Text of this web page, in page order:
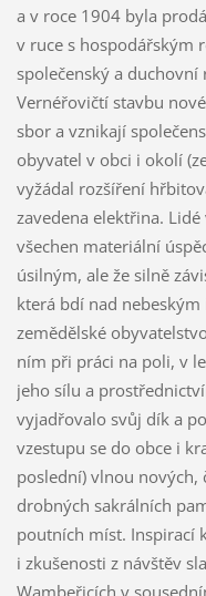
a v roce 1904 byla
v ruce s hospodářským
společenský a
Vernéřovičtí stavbu
sbor a vznikají
obyvatel v obci i okolí
vyžádal rozšíření
zavedena elektřina.
všechen materiální
úsilným, ale že silně
která bdí nad
zemědělské
ním při práci na poli, v
jeho sílu a
vyjadřovalo svůj dík a
vzestupu se do obce i
poslední) vlnou nových,
drobných sakrálních
poutních míst. Inspirací
i zkušenosti z návštěv